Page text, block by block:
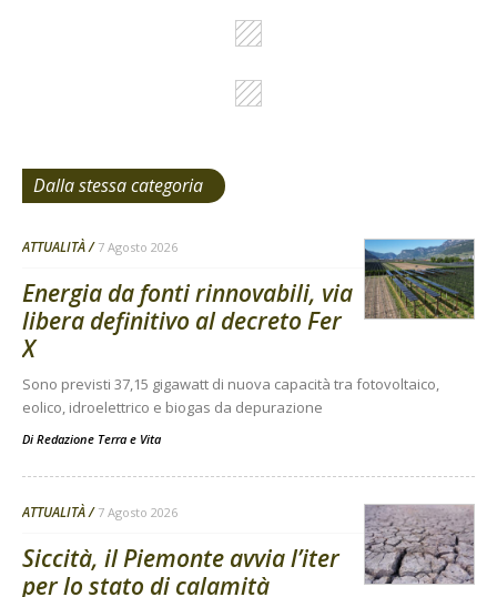
Dalla stessa categoria
ATTUALITÀ 7 Agosto 2026
Energia da fonti rinnovabili, via
libera definitivo al decreto Fer
X
Sono previsti 37,15 gigawatt di nuova capacità tra fotovoltaico,
eolico, idroelettrico e biogas da depurazione
Di Redazione Terra e Vita
ATTUALITÀ 7 Agosto 2026
Siccità, il Piemonte avvia l’iter
per lo stato di calamità